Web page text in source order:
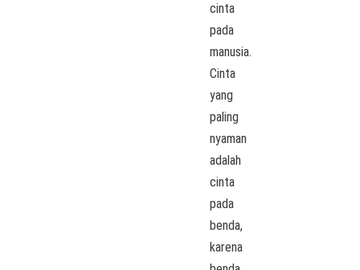
cinta
pada
manusia.
Cinta
yang
paling
nyaman
adalah
cinta
pada
benda,
karena